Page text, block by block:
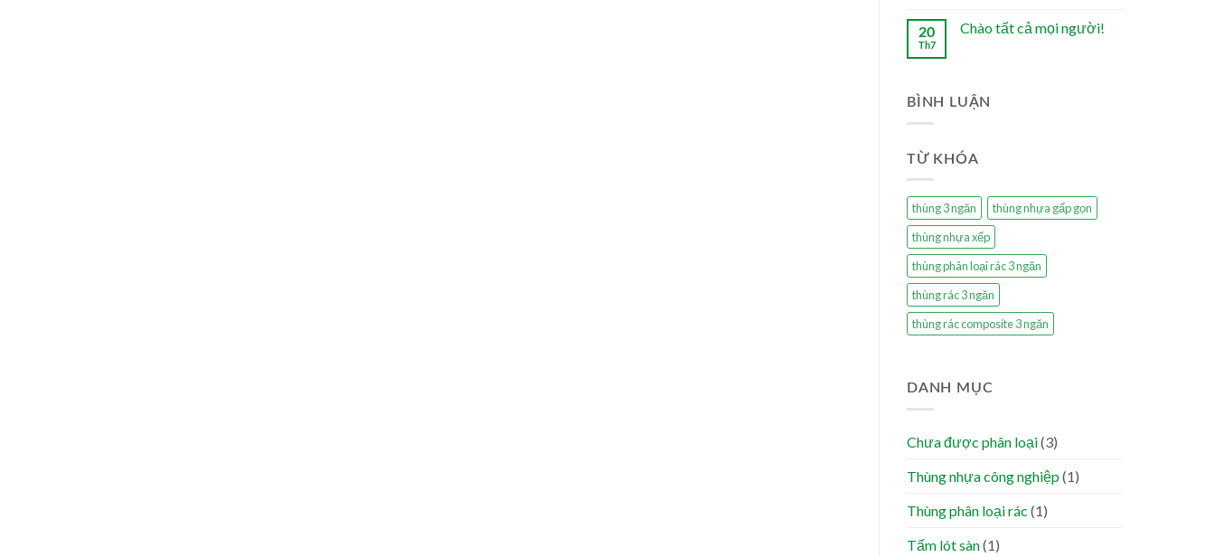
20
Th7
Chào tất cả mọi người!
BÌNH LUẬN
TỪ KHÓA
thùng 3 ngăn
thùng nhựa gấp gọn
thùng nhựa xếp
thùng phân loại rác 3 ngăn
thùng rác 3 ngăn
thùng rác composite 3 ngăn
DANH MỤC
Chưa được phân loại(3)
Thùng nhựa công nghiệp(1)
Thùng phân loại rác (1)
Tấm lót sàn(1)